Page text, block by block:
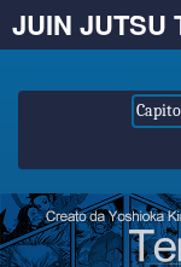
JUIN JUTSU